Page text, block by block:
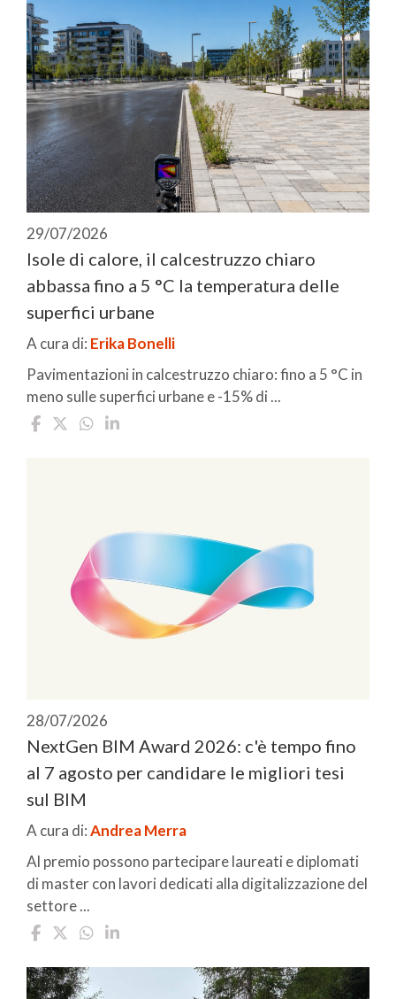
29/07/2026
Isole di calore, il calcestruzzo chiaro
abbassa fino a 5 °C la temperatura delle
superfici urbane
A cura di: Erika Bonelli
Pavimentazioni in calcestruzzo chiaro: fino a 5 °C in
meno sulle superfici urbane e -15% di ...
28/07/2026
NextGen BIM Award 2026: c'è tempo fino
al 7 agosto per candidare le migliori tesi
sul BIM
A cura di:Andrea Merra
Al premio possono partecipare laureati e diplomati
di master con lavori dedicati alla digitalizzazione del
settore ...